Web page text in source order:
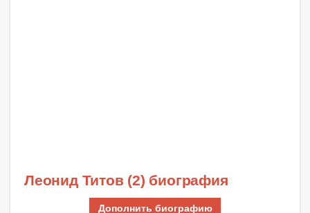
Леонид Титов (2) биография
Дополнить биографию